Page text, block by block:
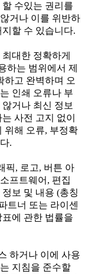
수있는 권리를
거나 이를 위반하
할 수 있습니다.
대한 정확하게
하는 범위에서 제
하고 완벽하며 오
인쇄 오류나 부
거나 최신 정보
사전 고지 없이
위해 오류, 부정확
.
픽, 로고, 버튼 아
프트웨어, 편집
보 및 내용 (총칭
트너 또는 라이센
에 관한 법률을
하거나 이에 사용
지침을 준수할